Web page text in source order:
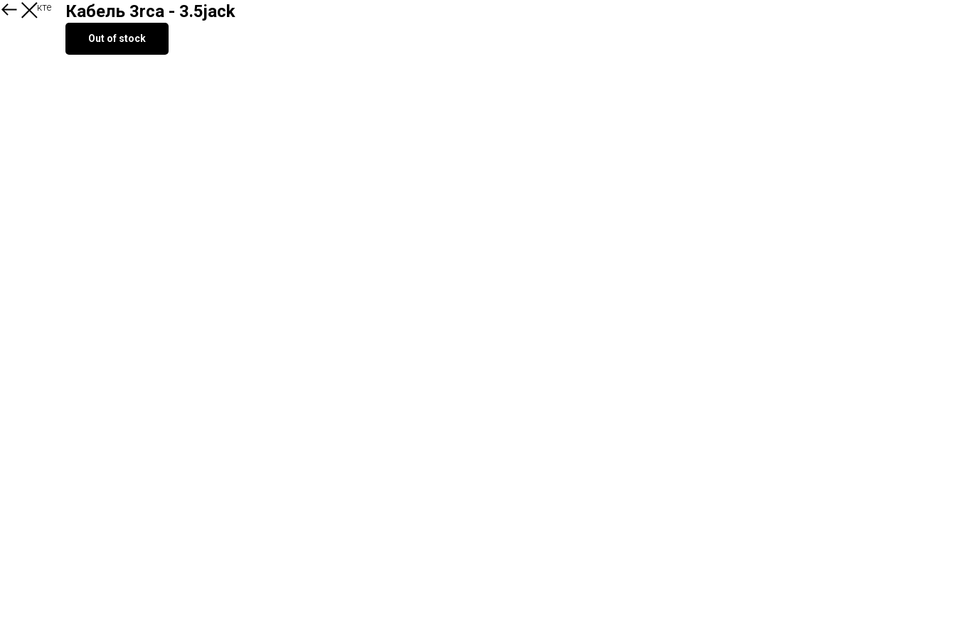
О продукте Кабель 3rca - 3.5jack
Out of stock